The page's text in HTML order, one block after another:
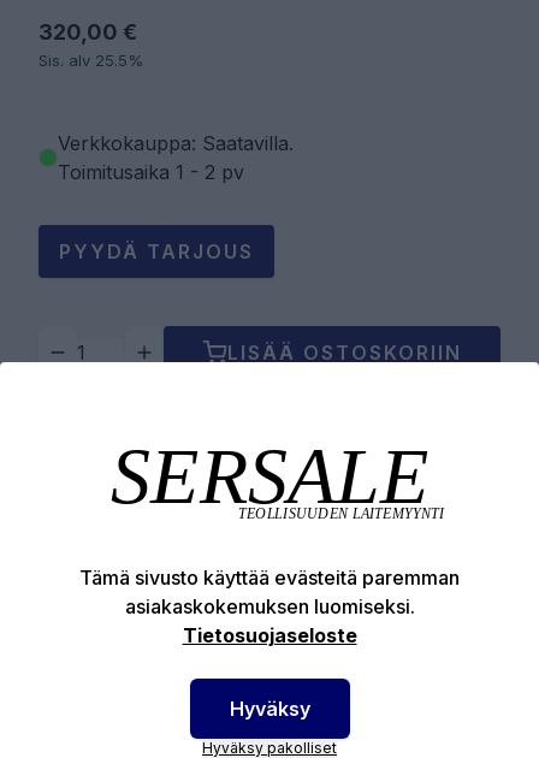
320,00 €
Sis. alv 25.5%
Verkkokauppa: Saatavilla.
Toimitusaika 1 - 2 pv
PYYDÄ TARJOUS
LISÄÄ OSTOSKORIIN
Tuotekuvaus
Ladattavat tiedostot
Tämä sivusto käyttää evästeitä paremman
asiakaskokemuksen luomiseksi.
Tietosuojaseloste
Hyväksy
Hyväksy pakolliset